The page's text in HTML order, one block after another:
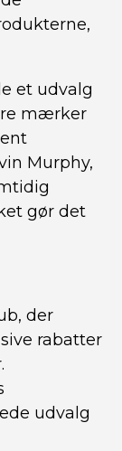
et udvalg
mærker
Murphy,
gør det
der
rabatter
udvalg